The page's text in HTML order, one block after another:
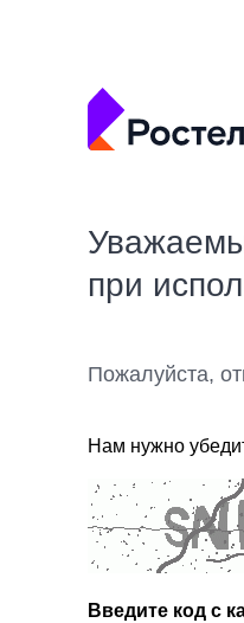
при
Пожалуйста,
Нам нужно
Введите код с